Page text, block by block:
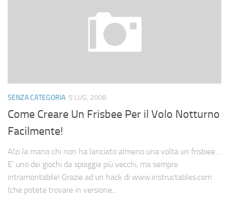
SENZA CATEGORIA 5 LUG, 2008
Come Creare Un Frisbee Per il Volo Notturno
Facilmente!
Alzi la mano chi non ha lanciato almeno una volta un frisbiee…
E’ uno dei giochi da spiaggia più vecchi, ma sempre
intramontabile! Grazie ad un hack di www.instructables.com
(che potete trovare in versione...